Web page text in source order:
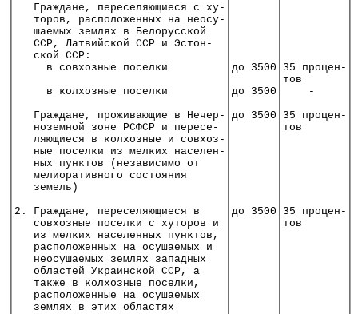
│   Граждане, переселяющиеся с ху-│       │
│   торов, расположенных на неосу-│       │
│   шаемых землях в Белорусской   │       │
│   ССР, Латвийской ССР и Эстон-  │       │
│   ской ССР:                     │       │
│     в совхозные поселки         │до 3500│35
│                                 │       │тов
│     в колхозные поселки         │до 3500│    -
│   Граждане, проживающие в Нечер-│до 3500│35
│   ноземной зоне РСФСР и пересе- │       │тов
│   ляющиеся в колхозные и совхоз-│       │
│   ные поселки из мелких населен-│       │
│   ных пунктов (независимо от    │       │
│   мелиоративного состояния      │       │
│   земель)                       │       │
│2. Граждане, переселяющиеся в    │до 3500│35
│   совхозные поселки с хуторов и │       │тов
│   из мелких населенных пунктов, │       │
│   расположенных на осушаемых и  │       │
│   неосушаемых землях западных   │       │
│   областей Украинской ССР, а    │       │
│   также в колхозные поселки,    │       │
│   расположенные на осушаемых    │       │
│   землях в этих областях        │       │